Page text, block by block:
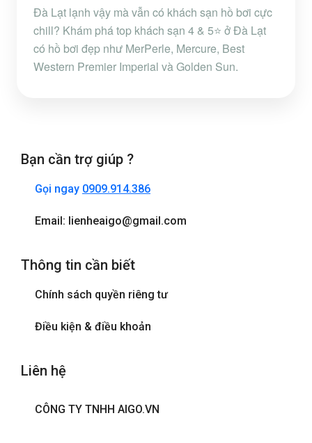
Đà Lạt lạnh vậy mà vẫn có khách sạn hồ bơi cực
chill? Khám phá top khách sạn 4 & 5⭐ ở Đà Lạt
có hồ bơi đẹp như MerPerle, Mercure, Best
Western Premier Imperial và Golden Sun.
Bạn cần trợ giúp ?
Gọi ngay 0909.914.386
Email: lienheaigo@gmail.com
Thông tin cần biết
Chính sách quyền riêng tư
Điều kiện & điều khoản
Liên hệ
CÔNG TY TNHH AIGO.VN